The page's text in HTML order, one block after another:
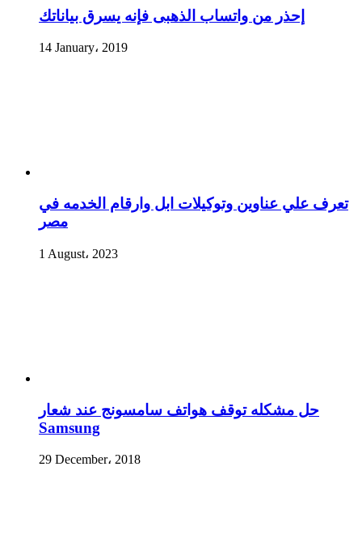
إحذر من واتساب الذهبى فإنه يسرق بياناتك
14 January، 2019
تعرف علي عناوين وتوكيلات ابل وارقام الخدمه في
مصر
1 August، 2023
حل مشكله توقف هواتف سامسونج عند شعار
Samsung
29 December، 2018